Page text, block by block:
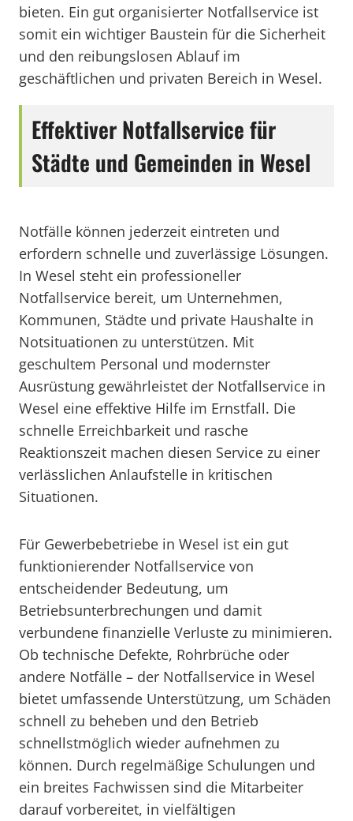
bieten. Ein gut organisierter Notfallservice ist
somit ein wichtiger Baustein für die Sicherheit
und den reibungslosen Ablauf im
geschäftlichen und privaten Bereich in Wesel.
Effektiver Notfallservice für
Städte und Gemeinden in Wesel
Notfälle können jederzeit eintreten und
erfordern schnelle und zuverlässige Lösungen.
In Wesel steht ein professioneller
Notfallservice bereit, um Unternehmen,
Kommunen, Städte und private Haushalte in
Notsituationen zu unterstützen. Mit
geschultem Personal und modernster
Ausrüstung gewährleistet der Notfallservice in
Wesel eine effektive Hilfe im Ernstfall. Die
schnelle Erreichbarkeit und rasche
Reaktionszeit machen diesen Service zu einer
verlässlichen Anlaufstelle in kritischen
Situationen.
Für Gewerbebetriebe in Wesel ist ein gut
funktionierender Notfallservice von
entscheidender Bedeutung, um
Betriebsunterbrechungen und damit
verbundene finanzielle Verluste zu minimieren.
Ob technische Defekte, Rohrbrüche oder
andere Notfälle – der Notfallservice in Wesel
bietet umfassende Unterstützung, um Schäden
schnell zu beheben und den Betrieb
schnellstmöglich wieder aufnehmen zu
können. Durch regelmäßige Schulungen und
ein breites Fachwissen sind die Mitarbeiter
darauf vorbereitet, in vielfältigen